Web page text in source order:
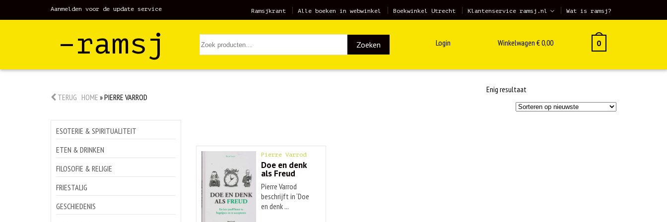
Aanmelden voor de update service Ramsjkrant Alle boeken in webwinkel Boekwinkel Utrecht Klantenservice ramsj.nl Wat is ramsj?
–ramsj Zoeken Login Winkelwagen €0,00 0
TERUG HOME »PIERRE VARROD
Enig resultaat
ESOTERIE & SPIRITUALITEIT
ETEN & DRINKEN
FILOSOFIE & RELIGIE
FRIESTALIG
GESCHIEDENIS
Pierre Varrod
Doe en denk
als Freud
Pierre Varrod
beschrijft in ‘Doe
en denk ...